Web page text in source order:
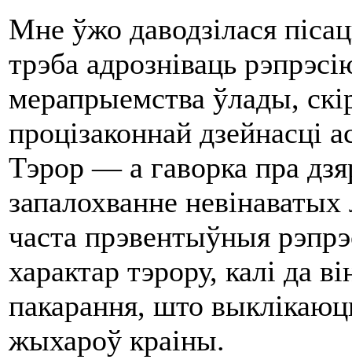
Мне ўжо даводзілася
трэба адрозніваць
мерапрыемства ўлады,
процізаконнай дзейнасці
Тэрор — а гаворка пра
запалохванне
часта прэвентыўныя
характар тэрору, калі да
пакарання, што
жыхароў краіны.